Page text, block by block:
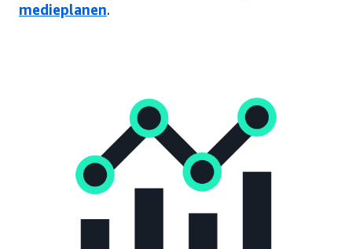
medieplanen.